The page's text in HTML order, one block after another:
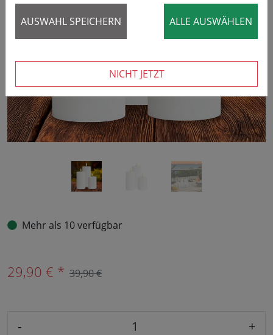
‹ ›
Mehr als 10 verfügbar
29,90 € * 39,90 €
- +
AUSWAHL SPEICHERN ALLE AUSWÄHLEN
NICHT JETZT